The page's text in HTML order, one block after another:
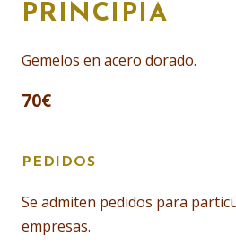
PRINCIPIA
Gemelos en acero dorado.
70€
PEDIDOS
Se admiten pedidos para
empresas.